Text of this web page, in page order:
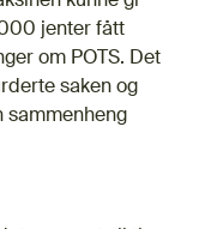
jenter fått
om POTS. Det
saken og
sammenheng